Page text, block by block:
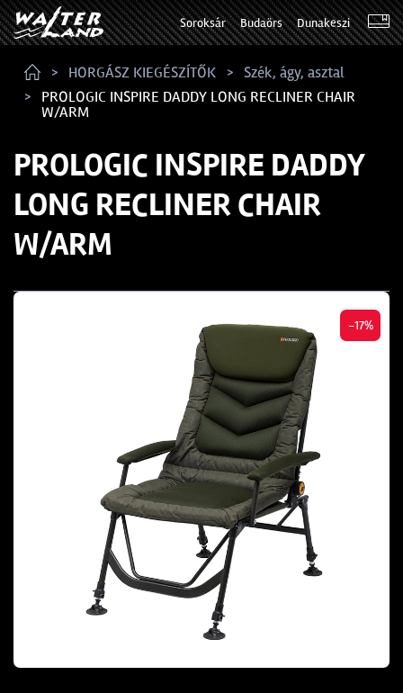
Soroksár Budaörs Dunakeszi
HORGÁSZ KIEGÉSZÍTŐK
Szék, ágy, asztal
PROLOGIC INSPIRE DADDY LONG RECLINER CHAIR
W/ARM
PROLOGIC INSPIRE DADDY
LONG RECLINER CHAIR
W/ARM
-17%